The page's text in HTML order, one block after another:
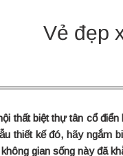
Vẻ đẹp
thất biệt thự tân cổ
thiết kế đó, hãy ngắm
gian sống này đã